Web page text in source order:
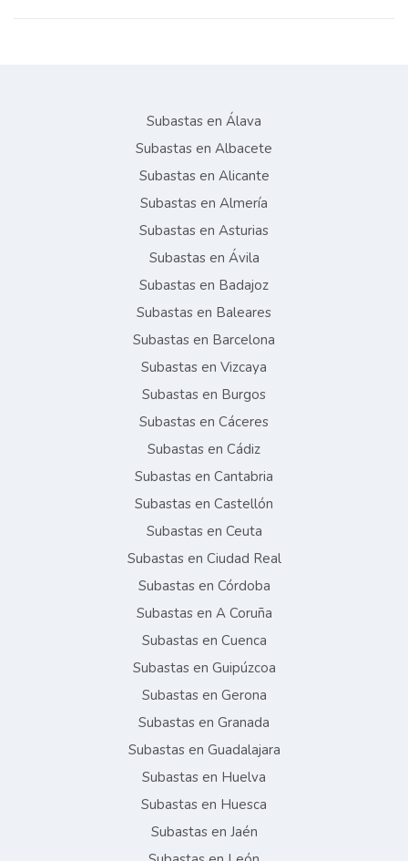
Subastas en Álava
Subastas en Albacete
Subastas en Alicante
Subastas en Almería
Subastas en Asturias
Subastas en Ávila
Subastas en Badajoz
Subastas en Baleares
Subastas en Barcelona
Subastas en Vizcaya
Subastas en Burgos
Subastas en Cáceres
Subastas en Cádiz
Subastas en Cantabria
Subastas en Castellón
Subastas en Ceuta
Subastas en Ciudad Real
Subastas en Córdoba
Subastas en A Coruña
Subastas en Cuenca
Subastas en Guipúzcoa
Subastas en Gerona
Subastas en Granada
Subastas en Guadalajara
Subastas en Huelva
Subastas en Huesca
Subastas en Jaén